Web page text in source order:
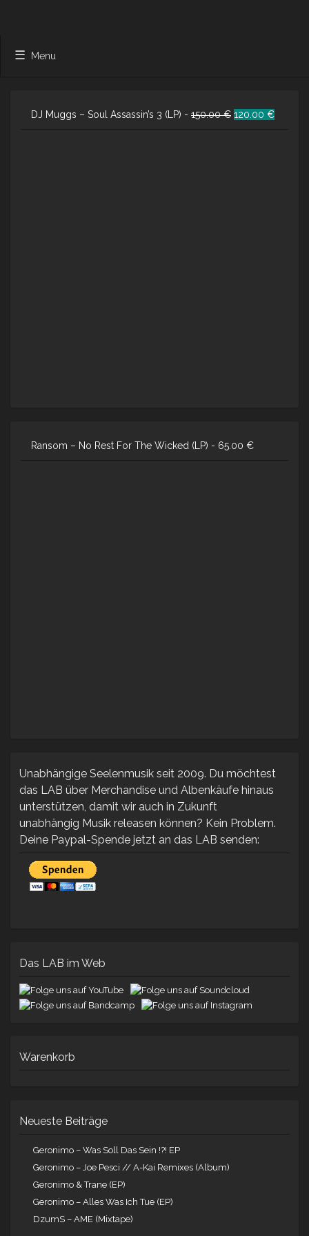
Menu
DJ Muggs – Soul Assassin’s 3 (LP) - 150.00€ Ursprünglicher
120.00 €
Ransom – No Rest For The Wicked (LP) - 65.00 €
Unabhängige Seelenmusik seit 2009. Du möchtest
das LAB über Merchandise und Albenkäufe hinaus
unterstützen, damit wir auch in Zukunft
unabhängig Musik releasen können? Kein Problem.
Deine Paypal-Spende jetzt an das LAB senden:
Das LAB im Web
Warenkorb
Neueste Beiträge
Geronimo – Was Soll Das Sein !?! EP
Geronimo – Joe Pesci // A-Kai Remixes (Album)
Geronimo & Trane (EP)
Geronimo – Alles Was Ich Tue (EP)
DzumS – AME (Mixtape)